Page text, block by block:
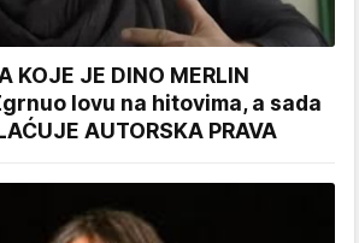
KOJE JE DINO MERLIN
lovu na hitovima, a sada
AUTORSKA PRAVA